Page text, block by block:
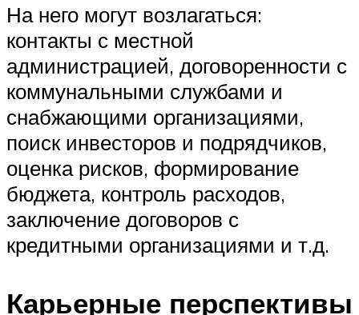
На него могут возлагаться:
контакты с местной
администрацией, договоренности с
коммунальными службами и
снабжающими организациями,
поиск инвесторов и подрядчиков,
оценка рисков, формирование
бюджета, контроль расходов,
заключение договоров с
кредитными организациями и т.д.
Карьерные перспективы